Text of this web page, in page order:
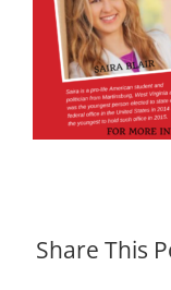
Share This